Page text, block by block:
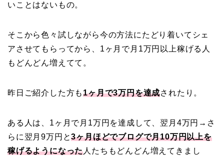
いことはないもの。
そこから色々試しながら今の方法にたどり着いてシェ
アさせてもらってから、1ヶ月で月1万円以上稼げる人
もどんどん増えてて。
昨日ご紹介した方も1ヶ月で3万円を達成されたり。
ある人は、1ヶ月で月1万円を達成して、翌月4万円→さ
らに翌月9万円と3ヶ月ほどでブログで月10万円以上を
稼げるようになった人たちもどんどん増えてきまし